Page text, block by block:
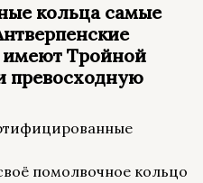
кольца самые
имеют Тройной
превосходную
помолвочное кольцо